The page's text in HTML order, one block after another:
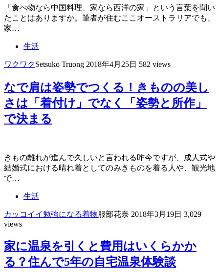
「食べ物なら中国料理、家なら西洋の家」という言葉を聞い
たことはありますか。筆者が住むここオーストラリアでも、
家…
生活
ワクワクSetsuko Truong 2018年4月25日 582 views
なで肩は姿勢でつくる！きものの美し
さは「着付け」でなく「姿勢と所作」
で決まる
きもの離れが進んで久しいと言われる昨今ですが、成人式や
結婚式における晴れ着としてのみきものを着る人や、観光地
で…
生活
カッコイイ勉強になる着物服部花奈 2018年3月19日 3,029
views
家に温泉を引くと費用はいくらかか
る？住んで5年の自宅温泉体験談